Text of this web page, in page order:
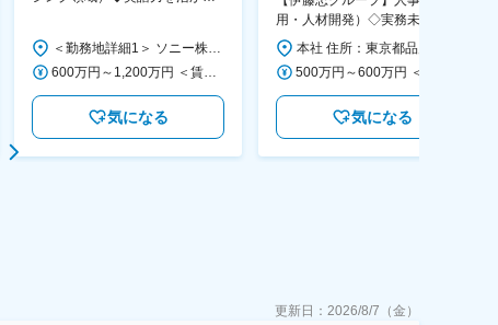
＜勤務地詳細1＞ ソニー株式会社 住所：神奈川県横浜市西区みなとみらい5-1-1 受動喫煙対策：屋内全面禁煙 ＜勤務地詳細2＞ ソニーシティ大崎 住所：東京都品川区大崎2-10-1 勤務地最寄駅：JR線／大崎駅 受動喫煙対策：屋内全面禁煙 変更の範囲：会社の定める事業所（リモートワーク含む）
600万円～1,200万円 ＜賃金形態＞ 月給制 ＜賃金内訳＞ 月額（基本給）：350,000円～500,000円 ＜月給＞ 350,000円～500,000円 ＜昇給有無＞ 有 ＜残業手当＞ 有 ＜給与補足＞ ※年収は経験や能力を考慮の上、当社規定により決定します。 賃金はあくまでも目安の金額であり、選考を通じて上下する可能性があります。 月給(月額)は固定手当を含めた表記です。
気になる
用・人材開発）◇実務未経験歓
迎！／リモート有／年休124日
／福利厚生充実◇
気になる
更新日： 2026/8/7（金）